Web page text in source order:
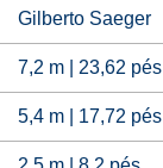
Gilberto Saeger
7,2 m | 23,62 pés
5,4 m | 17,72 pés